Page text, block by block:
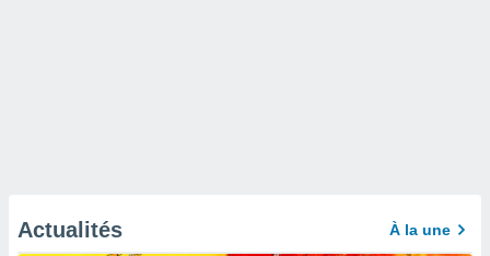
Actualités À la une